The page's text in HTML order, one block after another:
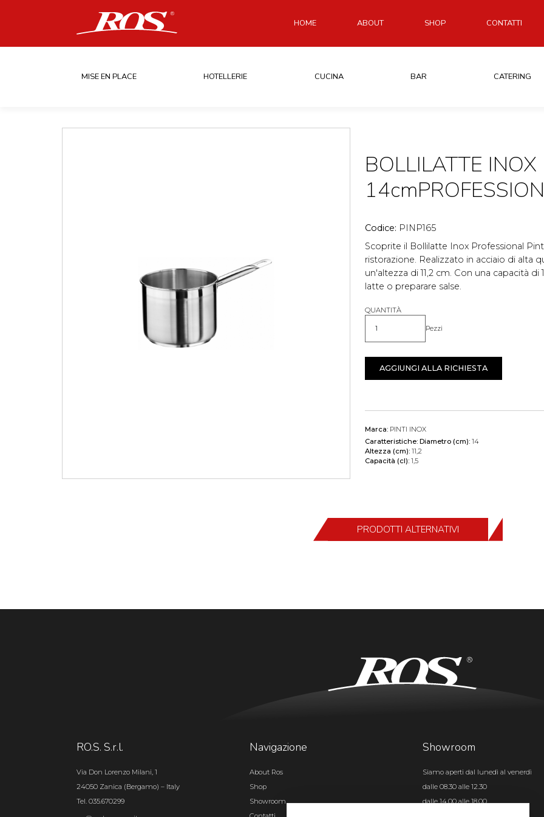
HOME ABOUT SHOP CONTATTI
MISE EN PLACE HOTELLERIE CUCINA BAR CATERING
BOLLILATTE INOX
Codice: PINP165
Scoprite il Bollilatte Inox Professional
ristorazione. Realizzato in acciaio di alta
un'altezza di 11,2 cm. Con una capacità
latte o preparare salse.
QUANTITÀ
Quantità Pezzi
AGGIUNGI ALLA RICHIESTA
Marca: PINTI INOX
Caratteristiche: Diametro (cm): 14
Altezza (cm): 11,2
Capacità (cl): 1,5
PRODOTTI ALTERNATIVI
RO.S. S.r.l.
Via Don Lorenzo Milani, 1
24050 Zanica (Bergamo) – Italy
Tel. 035.670299
Navigazione
About Ros
Shop
Showroom
Showroom
Siamo aperti dal lunedì al venerdì
dalle 08.30 alle 12.30
dalle 14.00 alle 18.00